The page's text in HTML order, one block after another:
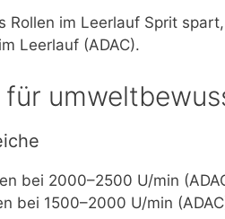
Rollen im Leerlauf Sprit
Leerlauf (ADAC).
bei 2000–2500 U/min
bei 1500–2000 U/min